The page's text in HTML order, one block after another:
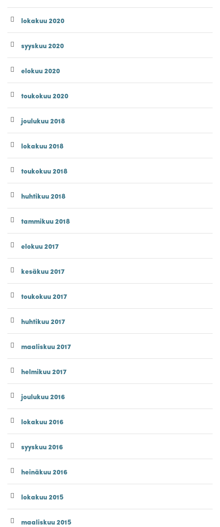
lokakuu 2020
syyskuu 2020
elokuu 2020
toukokuu 2020
joulukuu 2018
lokakuu 2018
toukokuu 2018
huhtikuu 2018
tammikuu 2018
elokuu 2017
kesäkuu 2017
toukokuu 2017
huhtikuu 2017
maaliskuu 2017
helmikuu 2017
joulukuu 2016
lokakuu 2016
syyskuu 2016
heinäkuu 2016
lokakuu 2015
maaliskuu 2015